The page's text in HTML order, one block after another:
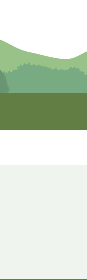
の
で
す
。
ー
ば
し
て